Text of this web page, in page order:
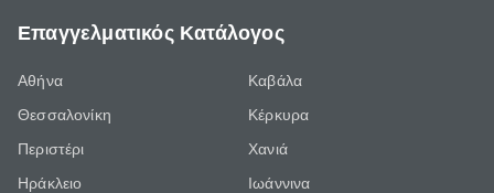
Επαγγελματικός Κατάλογος
Αθήνα
Θεσσαλονίκη
Περιστέρι
Ηράκλειο
Καβάλα
Κέρκυρα
Χανιά
Ιωάννινα